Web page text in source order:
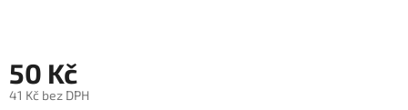
50 Kč
41 Kč bez DPH